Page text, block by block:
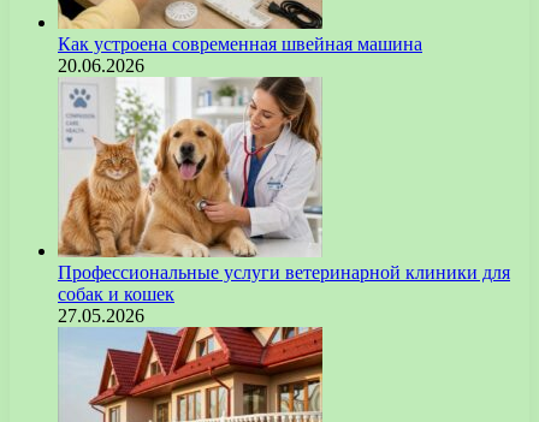
Как устроена современная швейная машина
20.06.2026
Профессиональные услуги ветеринарной клиники для
собак и кошек
27.05.2026